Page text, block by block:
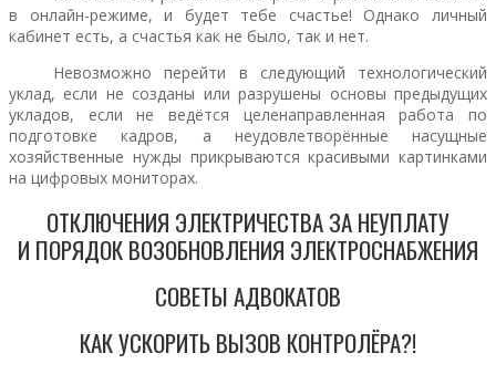
в онлайн-режиме, и будет тебе счастье! Однако личный
кабинет есть, а счастья как не было, так и нет.
Невозможно перейти в следующий технологический
уклад, если не созданы или разрушены основы предыдущих
укладов, если не ведётся целенаправленная работа по
подготовке кадров, а неудовлетворённые насущные
хозяйственные нужды прикрываются красивыми картинками
на цифровых мониторах.
ОТКЛЮЧЕНИЯ ЭЛЕКТРИЧЕСТВА ЗА НЕУПЛАТУ
И ПОРЯДОК ВОЗОБНОВЛЕНИЯ ЭЛЕКТРОСНАБЖЕНИЯ
СОВЕТЫ АДВОКАТОВ
КАК УСКОРИТЬ ВЫЗОВ КОНТРОЛЁРА?!